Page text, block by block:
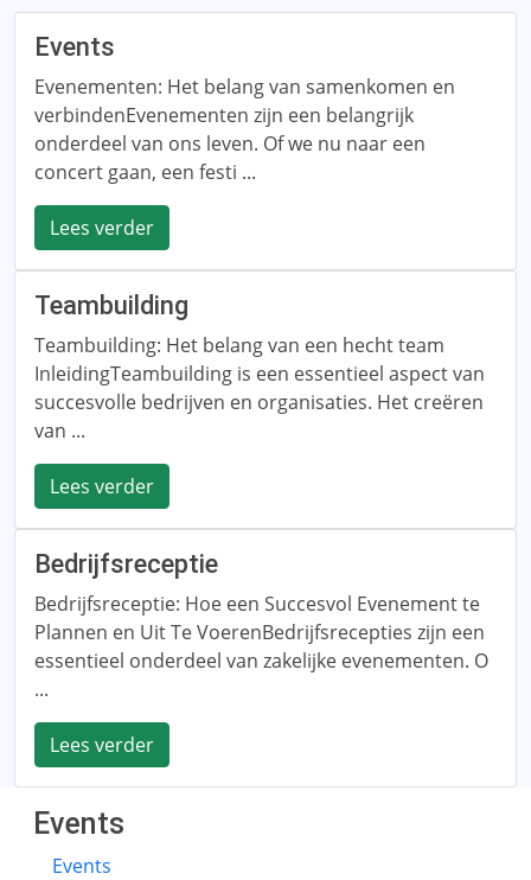
Events
Evenementen: Het belang van samenkomen en
verbindenEvenementen zijn een belangrijk
onderdeel van ons leven. Of we nu naar een
concert gaan, een festi ...
Lees verder
Teambuilding
Teambuilding: Het belang van een hecht team
InleidingTeambuilding is een essentieel aspect van
succesvolle bedrijven en organisaties. Het creëren
van ...
Lees verder
Bedrijfsreceptie
Bedrijfsreceptie: Hoe een Succesvol Evenement te
Plannen en Uit Te VoerenBedrijfsrecepties zijn een
essentieel onderdeel van zakelijke evenementen. O
...
Lees verder
Events
Events